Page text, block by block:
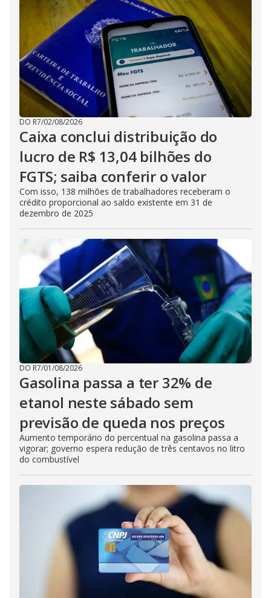
DO R7/02/08/2026
Caixa conclui distribuição do
lucro de R$ 13,04 bilhões do
FGTS; saiba conferir o valor
Com isso, 138 milhões de trabalhadores receberam o
crédito proporcional ao saldo existente em 31 de
dezembro de 2025
DO R7/01/08/2026
Gasolina passa a ter 32% de
etanol neste sábado sem
previsão de queda nos preços
Aumento temporário do percentual na gasolina passa a
vigorar; governo espera redução de três centavos no litro
do combustível